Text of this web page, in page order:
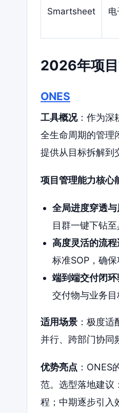
Smartsheet
2026年项
ONES
工具概况：作为深
全生命周期的管理
提供从目标拆解到
项目管理能力核心
全局进度穿透
目群一键下钻
高度灵活的流
标准SOP，确保
端到端交付闭环
交付物与业务目
适用场景 ：极度
并行、跨部门协同
优势亮点 ：ONES
范。选型落地建议
程；中期逐步引入